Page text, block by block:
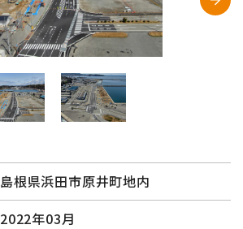
島根県浜田市原井町地内
2022年03月